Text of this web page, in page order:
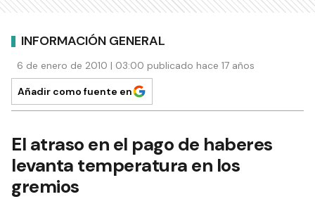
INFORMACIÓN GENERAL
6 de enero de 2010 | 03:00 publicado hace 17 años
Añadir como fuente en
El atraso en el pago de haberes
levanta temperatura en los
gremios